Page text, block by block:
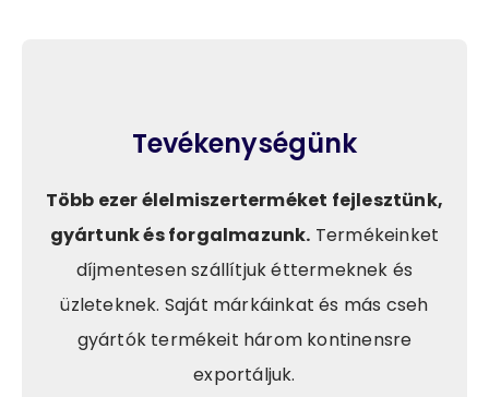
Tevékenységünk
Több ezer élelmiszerterméket fejlesztünk,
gyártunk és forgalmazunk. Termékeinket
díjmentesen szállítjuk éttermeknek és
üzleteknek. Saját márkáinkat és más cseh
gyártók termékeit három kontinensre
exportáljuk.